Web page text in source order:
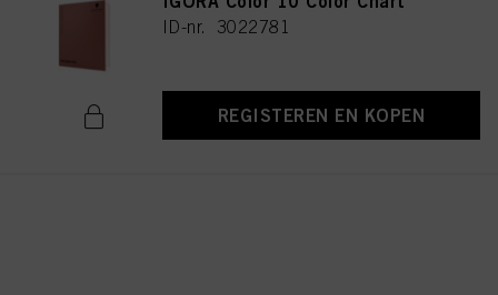
ID-nr. 3022781
REGISTEREN EN KOPEN